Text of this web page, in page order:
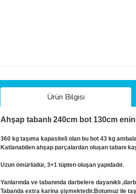
Ürün Bilgisi
Ahşap tabanlı 240cm bot 130cm
360 kg taşıma kapasiteli olan bu bot 43 kg
Katlanabilen ahşap parçalardan oluşan tabanı
Uzun ömürlüdür, 3+1 tüpten oluşan yapıdadır.
Yanlarında ve tabanında darbelere dayanıklı
Tabanda extra karina şişmektedir.Botumuz ile